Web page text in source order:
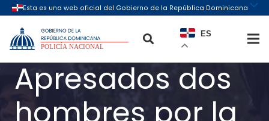
ES
Apresados dos
hombres por la